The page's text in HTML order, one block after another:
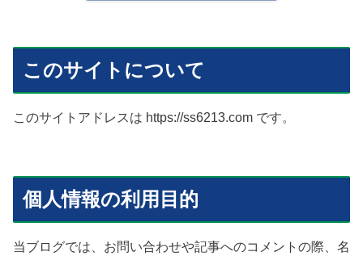
このサイトについて
このサイトアドレスは https://ss6213.com です。
個人情報の利用目的
当ブログでは、お問い合わせや記事へのコメントの際、名